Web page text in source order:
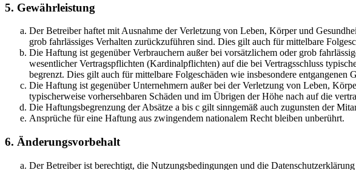
5. Gewährleistung
Der Betreiber haftet mit Ausnahme der Verletzung von Leben, Körper und
grob fahrlässiges Verhalten zurückzuführen sind. Dies gilt auch für mittelbare
Die Haftung ist gegenüber Verbrauchern außer bei vorsätzlichem oder grob
wesentlicher Vertragspflichten (Kardinalpflichten) auf die bei Vertragsschluss
begrenzt. Dies gilt auch für mittelbare Folgeschäden wie insbesondere entgangenen
Die Haftung ist gegenüber Unternehmern außer bei der Verletzung von Leben,
typischerweise vorhersehbaren Schäden und im Übrigen der Höhe nach auf die
Die Haftungsbegrenzung der Absätze a bis c gilt sinngemäß auch zugunsten der
Ansprüche für eine Haftung aus zwingendem nationalem Recht bleiben unberührt.
6. Änderungsvorbehalt
Der Betreiber ist berechtigt, die Nutzungsbedingungen und die